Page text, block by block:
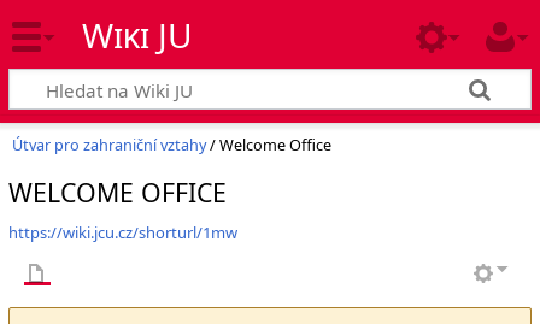
Wiki JU
Útvar pro zahraniční vztahy/ Welcome Office
WELCOME OFFICE
https://wiki.jcu.cz/shorturl/1mw